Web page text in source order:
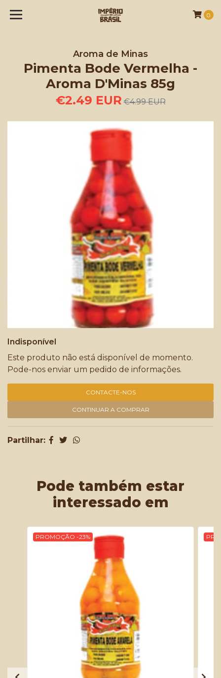
0
Aroma de Minas
Pimenta Bode Vermelha -
Aroma D'Minas 85g
€2.49 EUR €4.99 EUR
Indisponível
Este produto não está disponível de momento.
Pode-nos enviar um pedido de informações.
CONTACTE-NOS
CONTINUAR A COMPRAR
Partilhar:
Pode também estar
interessado em
PROMOÇÃO -23%